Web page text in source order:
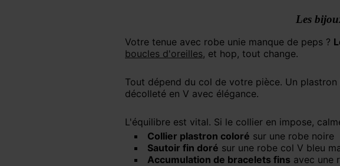
Les
Votre tenue avec robe unie manque de peps ?
boucles d'oreilles, et hop, tout change.
Tout dépend du col de votre pièce. Un plastron habille magnifiquement un col rond, tandis qu'un sautoir sublime un
décolleté en V avec élégance.
L'équilibre est vital. Si le collier en impose,
Collier plastron coloré sur une robe noire
Sautoir fin doré sur une robe col V bleu
Accumulation de bracelets fins avec une